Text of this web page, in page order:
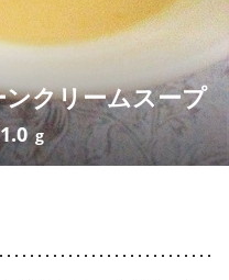
クリームスープ
1.0 g